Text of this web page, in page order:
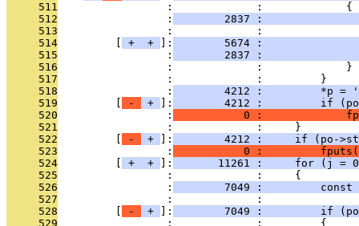
     511
                 :             :             {
     512
                 :
2837 :
     513
                 :             :
     514
+ + ]:
5674 :
     515
                 :
2837 :
     516
                 :             :             }
     517
                 :             :         }
     518
                 :
4212 :         *p =
     519
- + ]:
4212 :         if
     520
                 :
0 :
     521
                 :             :     }
     522
- + ]:
4212 :     if (po-
     523
                 :
0 :
     524
+ + ]:
11261 :     for (j =
     525
                 :             :     {
     526
                 :
7049 :         const
     527
                 :             :
     528
- + ]:
7049 :         if
     529
                 :             :         {